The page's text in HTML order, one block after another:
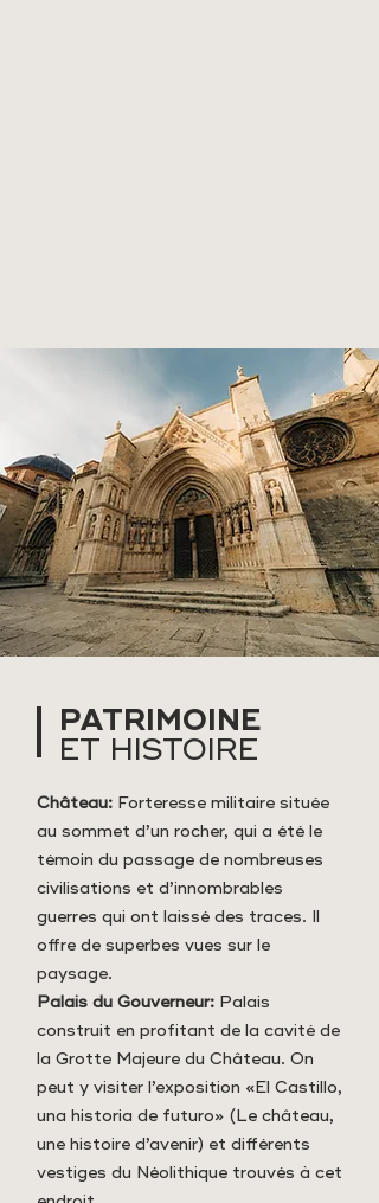
PATRIMOINE
ET HISTOIRE
Château: Forteresse militaire située
au sommet d’un rocher, qui a été le
témoin du passage de nombreuses
civilisations et d’innombrables
guerres qui ont laissé des traces. Il
offre de superbes vues sur le
paysage.
Palais du Gouverneur: Palais
construit en profitant de la cavité de
la Grotte Majeure du Château. On
peut y visiter l’exposition «El Castillo,
una historia de futuro» (Le château,
une histoire d’avenir) et différents
vestiges du Néolithique trouvés à cet